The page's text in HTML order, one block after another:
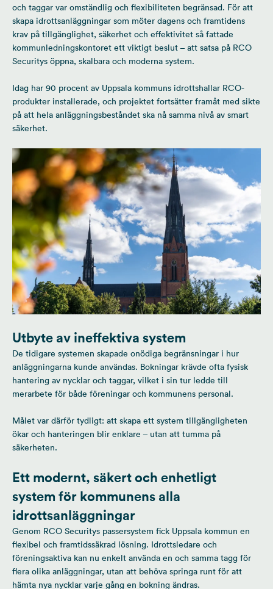
och taggar var omständlig och flexibiliteten begränsad. För att
skapa idrottsanläggningar som möter dagens och framtidens
krav på tillgänglighet, säkerhet och effektivitet så fattade
kommunledningskontoret ett viktigt beslut – att satsa på RCO
Securitys öppna, skalbara och moderna system.
Idag har 90 procent av Uppsala kommuns idrottshallar RCO-
produkter installerade, och projektet fortsätter framåt med sikte
på att hela anläggningsbeståndet ska nå samma nivå av smart
säkerhet.
Utbyte av ineffektiva system
De tidigare systemen skapade onödiga begränsningar i hur
anläggningarna kunde användas. Bokningar krävde ofta fysisk
hantering av nycklar och taggar, vilket i sin tur ledde till
merarbete för både föreningar och kommunens personal.
Målet var därför tydligt: att skapa ett system tillgängligheten
ökar och hanteringen blir enklare – utan att tumma på
säkerheten.
Ett modernt, säkert och enhetligt
system för kommunens alla
idrottsanläggningar
Genom RCO Securitys passersystem fick Uppsala kommun en
flexibel och framtidssäkrad lösning. Idrottsledare och
föreningsaktiva kan nu enkelt använda en och samma tagg för
flera olika anläggningar, utan att behöva springa runt för att
hämta nya nycklar varje gång en bokning ändras.